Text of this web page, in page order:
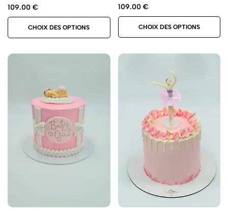
109.00 €
CHOIX DES OPTIONS
109.00 €
CHOIX DES OPTIONS